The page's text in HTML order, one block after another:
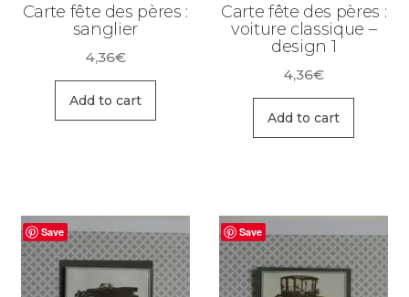
Carte fête des pères :
sanglier
4,36€
Add to cart
Carte fête des pères :
voiture classique –
design 1
4,36€
Add to cart
Save Save